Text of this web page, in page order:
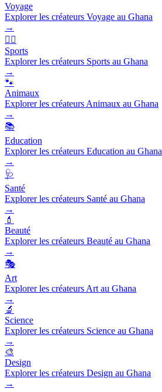
Voyage
Explorer les créateurs Voyage au Ghana
→
🏃‍♂️
Sports
Explorer les créateurs Sports au Ghana
→
🐾
Animaux
Explorer les créateurs Animaux au Ghana
→
📚
Education
Explorer les créateurs Education au Ghana
→
🩺
Santé
Explorer les créateurs Santé au Ghana
→
💄
Beauté
Explorer les créateurs Beauté au Ghana
→
🎭
Art
Explorer les créateurs Art au Ghana
→
🔬
Science
Explorer les créateurs Science au Ghana
→
🎨
Design
Explorer les créateurs Design au Ghana
→